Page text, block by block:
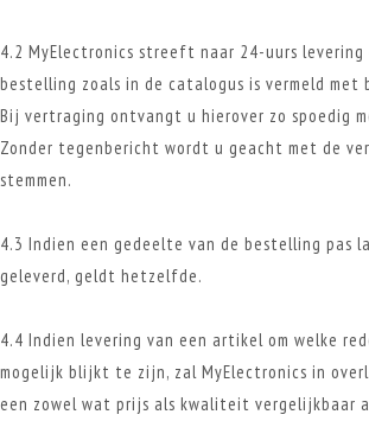
4.2 MyElectronics streeft naar 24-uurs
bestelling zoals in de catalogus is vermeld met
Bij vertraging ontvangt u hierover zo spoedig
Zonder tegenbericht wordt u geacht met de
stemmen.
4.3 Indien een gedeelte van de bestelling pas
geleverd, geldt hetzelfde.
4.4 Indien levering van een artikel om welke
mogelijk blijkt te zijn, zal MyElectronics in
een zowel wat prijs als kwaliteit vergelijkbaar